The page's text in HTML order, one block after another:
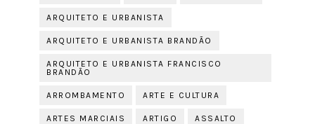
ARQUITETO E URBANISTA
ARQUITETO E URBANISTA BRANDÃO
ARQUITETO E URBANISTA FRANCISCO
BRANDÃO
ARROMBAMENTO ARTE E CULTURA
ARTES MARCIAIS ARTIGO ASSALTO